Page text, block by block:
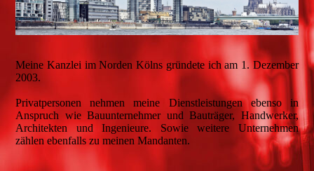
Meine Kanzlei im Norden Kölns gründete ich am 1. Dezember
2003.
Privatpersonen nehmen meine Dienstleistungen ebenso in
Anspruch wie Bauunternehmer und Bauträger, Handwerker,
Architekten und Ingenieure. Sowie weitere Unternehmen
zählen ebenfalls zu meinen Mandanten.